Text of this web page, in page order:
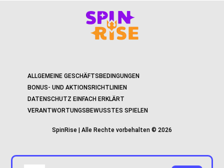
ALLGEMEINE GESCHÄFTSBEDINGUNGEN
BONUS- UND AKTIONSRICHTLINIEN
DATENSCHUTZ EINFACH ERKLÄRT
VERANTWORTUNGSBEWUSSTES SPIELEN
SpinRise | Alle Rechte vorbehalten © 2026